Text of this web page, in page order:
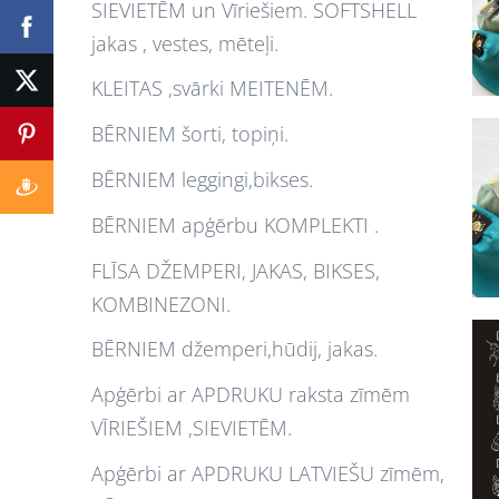
SIEVIETĒM un Vīriešiem. SOFTSHELL
jakas , vestes, mēteļi.
KLEITAS ,svārki MEITENĒM.
BĒRNIEM šorti, topiņi.
BĒRNIEM leggingi,bikses.
BĒRNIEM apģērbu KOMPLEKTI .
FLĪSA DŽEMPERI, JAKAS, BIKSES,
KOMBINEZONI.
BĒRNIEM džemperi,hūdij, jakas.
Apģērbi ar APDRUKU raksta zīmēm
VĪRIEŠIEM ,SIEVIETĒM.
Apģērbi ar APDRUKU LATVIEŠU zīmēm,